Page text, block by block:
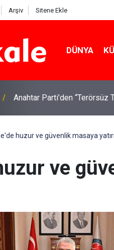
Arşiv Sitene Ekle
DÜNYA
Anahtar Parti’den “Terörsüz
huzur ve güvenlik masaya
ve